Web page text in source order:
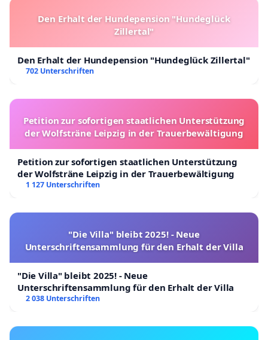
Den Erhalt der Hundepension "Hundeglück
Zillertal"
Den Erhalt der Hundepension "Hundeglück Zillertal"
702 Unterschriften
Petition zur sofortigen staatlichen Unterstützung
der Wolfsträne Leipzig in der Trauerbewältigung
Petition zur sofortigen staatlichen Unterstützung
der Wolfsträne Leipzig in der Trauerbewältigung
1 127 Unterschriften
"Die Villa" bleibt 2025! - Neue
Unterschriftensammlung für den Erhalt der Villa
"Die Villa" bleibt 2025! - Neue
Unterschriftensammlung für den Erhalt der Villa
2 038 Unterschriften